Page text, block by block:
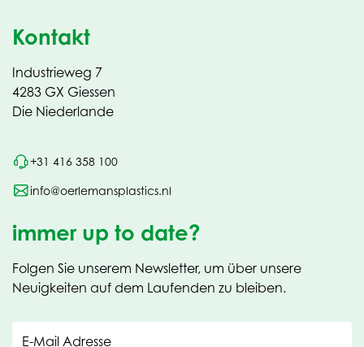
Kontakt
Industrieweg 7
4283 GX Giessen
Die Niederlande
+31 416 358 100
info@oerlemansplastics.nl
immer up to date?
Folgen Sie unserem Newsletter, um über unsere
Neuigkeiten auf dem Laufenden zu bleiben.
E-Mail Adresse